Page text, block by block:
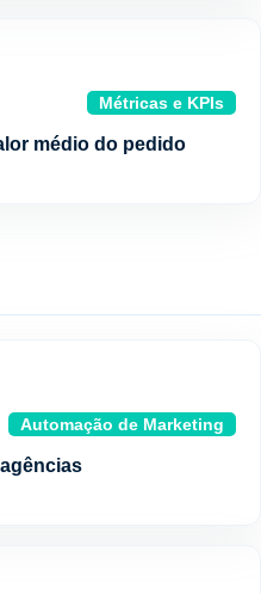
Métricas e KPIs
médio do pedido
Automação de Marketing